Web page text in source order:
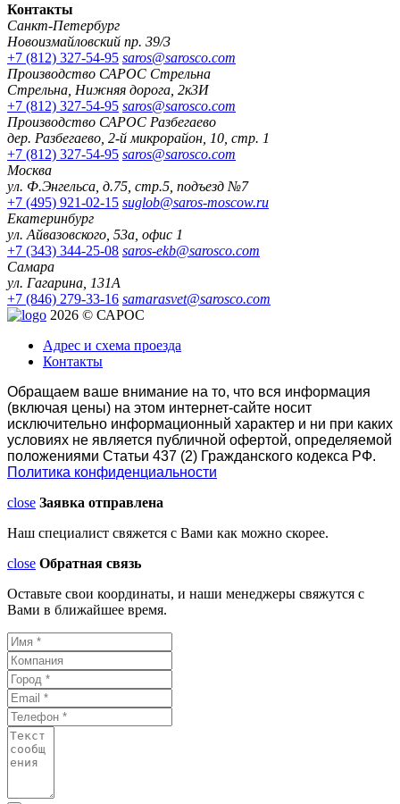
Контакты
Санкт-Петербург
Новоизмайловский пр. 39/3
+7 (812) 327-54-95 saros@sarosco.com
Производство САРОС Стрельна
Стрельна, Нижняя дорога, 2к3И
+7 (812) 327-54-95 saros@sarosco.com
Производство САРОС Разбегаево
дер. Разбегаево, 2-й микрорайон, 10, стр. 1
+7 (812) 327-54-95 saros@sarosco.com
Москва
ул. Ф.Энгельса, д.75, стр.5, подъезд №7
+7 (495) 921-02-15 suglob@saros-moscow.ru
Екатеринбург
ул. Айвазовского, 53а, офис 1
+7 (343) 344-25-08 saros-ekb@sarosco.com
Самара
ул. Гагарина, 131А
+7 (846) 279-33-16 samarasvet@sarosco.com
2026 © САРОС
Адрес и схема проезда
Контакты
Обращаем ваше внимание на то, что вся информация
(включая цены) на этом интернет-сайте носит
исключительно информационный характер и ни при каких
условиях не является публичной офертой, определяемой
положениями Статьи 437 (2) Гражданского кодекса РФ.
Политика конфиденциальности
close Заявка отправлена
Наш специалист свяжется с Вами как можно скорее.
close Обратная связь
Оставьте свои координаты, и наши менеджеры свяжутся с
Вами в ближайшее время.